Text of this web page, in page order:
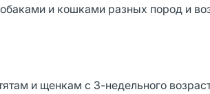
и кошками разных пород и
и щенкам с 3-недельного